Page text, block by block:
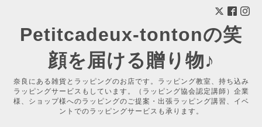
Petitcadeux-tontonの笑
顔を届ける贈り物♪
奈良にある雑貨とラッピングのお店です。ラッピング教室、持ち込み
ラッピングサービスもしています。（ラッピング協会認定講師）企業
様、ショップ様へのラッピングのご提案・出張ラッピング講習、イベ
ントでのラッピングサービスも承ります。